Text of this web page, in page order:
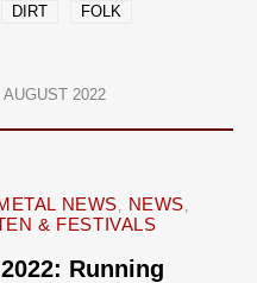
DIRT
FOLK
AUGUST 2022
NEWS
NEWS
& FESTIVALS
Running